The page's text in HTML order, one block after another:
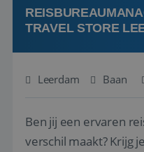
TRAVEL STORE
Leerdam Baan
Ben jij een ervaren
verschil maakt? Krijg